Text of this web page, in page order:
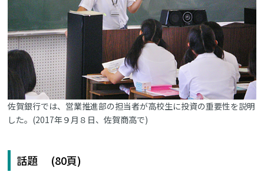
佐賀銀行では、営業推進部の担当者が高校生に投資の重要性を説明
した。(2017年９月８日、佐賀商高で)
話題 (80頁)